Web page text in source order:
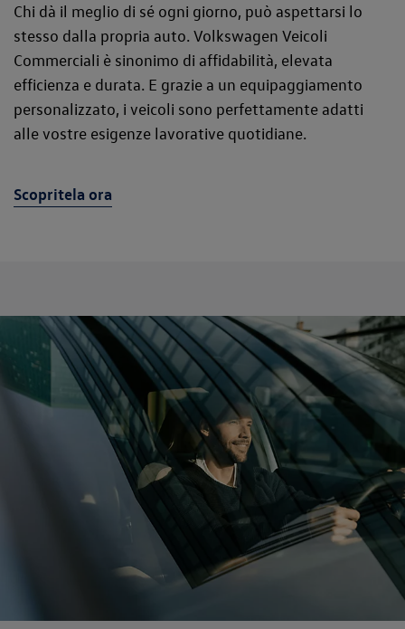
Chi dà il meglio di sé ogni giorno, può aspettarsi lo
stesso dalla propria auto. Volkswagen Veicoli
Commerciali è sinonimo di affidabilità, elevata
efficienza e durata. E grazie a un equipaggiamento
personalizzato, i veicoli sono perfettamente adatti
alle vostre esigenze lavorative quotidiane.
Scopritela ora